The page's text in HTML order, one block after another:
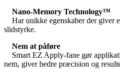
Nano-Memory Technology™
Har unikke egenskaber der giver
slidstyrke.
Nem at påføre
Smart EZ Apply-fane gør
nem, giver bedre præcision og